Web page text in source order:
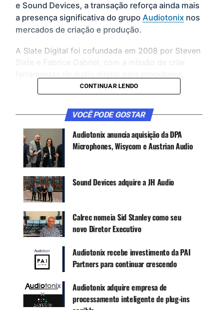
e Sound Devices, a transação reforça ainda mais
a presença significativa do grupo Audiotonix nos
mercados de criação e produção.
A Slate Digital foi cofundada em 2008 por Steven
Slate e Fabrice Gabriel, com a missão de criar
profissionais de mixagem e engenheiros de som.
Desde então, eles desenvolveram muitos plugins
favoritos da indústria, software de mixagem e
masterização para processamento de áudio,
modelagem de microfone virtual, amostras de
áudio e cursos em vídeo.
CONTINUE ACOMPANHANDO
Receba novas matérias do Música & Mercado no
WhatsApp e no Google News.
Canal WhatsApp
Google News
CONTINUAR LENDO
VOCÊ PODE GOSTAR
Audiotonix anuncia aquisição da DPA
Microphones, Wisycom e Austrian Audio
Sound Devices adquire a JH Audio
Calrec nomeia Sid Stanley como seu
novo Diretor Executivo
Audiotonix recebe investimento da PAI
Partners para continuar crescendo
Audiotonix adquire empresa de
processamento inteligente de plug-ins